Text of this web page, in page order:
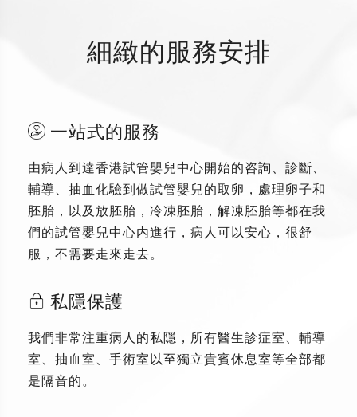
細緻的服務安排
一站式的服務
由病人到達香港試管嬰兒中心開始的咨詢、診斷、
輔導、抽血化驗到做試管嬰兒的取卵，處理卵子和
胚胎，以及放胚胎，冷凍胚胎，解凍胚胎等都在我
們的試管嬰兒中心内進行，病人可以安心，很舒
服，不需要走來走去。
私隱保護
我們非常注重病人的私隱，所有醫生診症室、輔導
室、抽血室、手術室以至獨立貴賓休息室等全部都
是隔音的。